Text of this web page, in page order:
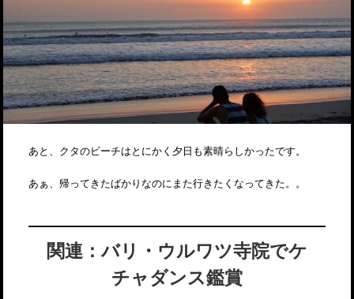
あと、クタのビーチはとにかく夕日も素晴らしかったです。
あぁ、帰ってきたばかりなのにまた行きたくなってきた。。
関連：バリ・ウルワツ寺院でケ
チャダンス鑑賞